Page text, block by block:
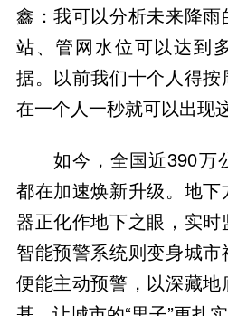
鑫：我可以分析未来降
站、管网水位可以达到
据。以前我们十个人得
在一个人一秒就可以出现
如今，全国近390万
都在加速焕新升级。地
器正化作地下之眼，实
智能预警系统则变身城
便能主动预警，以深藏